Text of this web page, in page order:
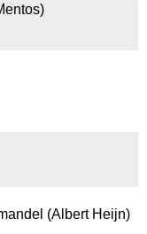
(Albert Heijn)